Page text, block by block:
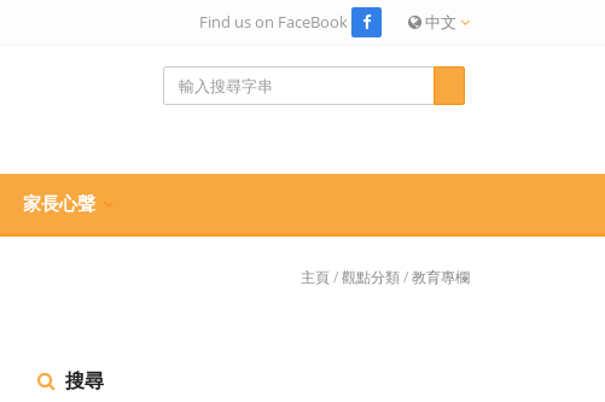
中文
Find us on FaceBook
家長心聲
主頁/觀點分類/教育專欄
搜尋